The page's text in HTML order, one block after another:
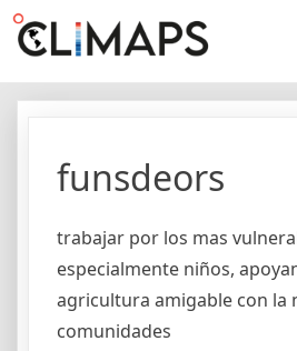
Skip
Climaps.org
Mapas de acción climática en
funsdeors
trabajar por los mas
especialmente niños,
agricultura amigable con la
comunidades